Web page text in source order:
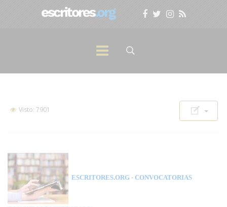
Visto: 7901
ESCRITORES.ORG - CONVOCATORIAS